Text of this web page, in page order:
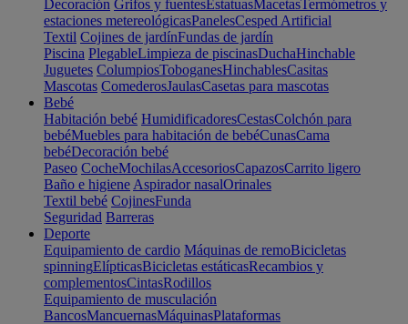
Decoración Grifos y fuentesEstatuasMacetasTermómetros y
estaciones metereológicasPanelesCesped Artificial
Textil Cojines de jardínFundas de jardín
Piscina PlegableLimpieza de piscinasDuchaHinchable
Juguetes ColumpiosToboganesHinchablesCasitas
Mascotas ComederosJaulasCasetas para mascotas
Bebé
Habitación bebé HumidificadoresCestasColchón para
bebéMuebles para habitación de bebéCunasCama
bebéDecoración bebé
Paseo CocheMochilasAccesoriosCapazosCarrito ligero
Baño e higiene Aspirador nasalOrinales
Textil bebé CojinesFunda
Seguridad Barreras
Deporte
Equipamiento de cardio Máquinas de remoBicicletas
spinningElípticasBicicletas estáticasRecambios y
complementosCintasRodillos
Equipamiento de musculación
BancosMancuernasMáquinasPlataformas